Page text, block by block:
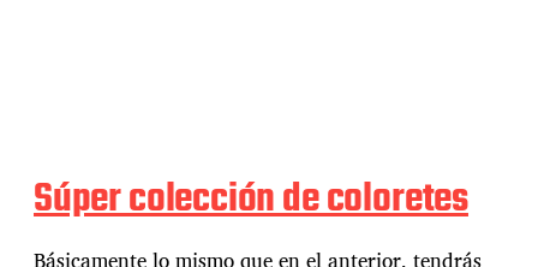
Súper colección de coloretes
Básicamente lo mismo que en el anterior, tendrás